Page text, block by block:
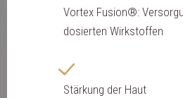
Vortex Fusion®:
dosierten Wirkstoffen
Stärkung der Haut